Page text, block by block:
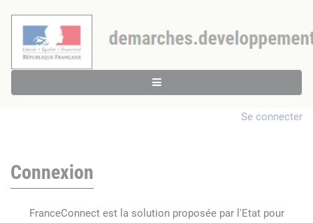
Se connecter
Connexion
FranceConnect est la solution proposée par l'Etat pour